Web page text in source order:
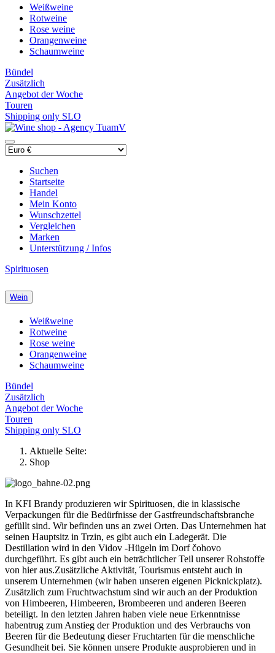
Weißweine
Rotweine
Rose weine
Orangenweine
Schaumweine
Bündel
Zusätzlich
Angebot der Woche
Touren
Shipping only SLO
Suchen
Startseite
Handel
Mein Konto
Wunschzettel
Vergleichen
Marken
Unterstützung / Infos
Spirituosen
Wein
Weißweine
Rotweine
Rose weine
Orangenweine
Schaumweine
Bündel
Zusätzlich
Angebot der Woche
Touren
Shipping only SLO
Aktuelle Seite:
Shop
In KFI Brandy produzieren wir Spirituosen, die in klassische
Verpackungen für die Bedürfnisse der Gastfreundschaftsbranche
gefüllt sind. Wir befinden uns an zwei Orten. Das Unternehmen hat
seinen Hauptsitz in Trzin, es gibt auch ein Ladegerät. Die
Destillation wird in den Vidov -Hügeln im Dorf čohovo
durchgeführt. Es gibt auch ein beträchtlicher Teil unserer Rohstoffe
von hier aus.Zusätzliche Aktivität, Tourismus entsteht auch in
unserem Unternehmen (wir haben unseren eigenen Picknickplatz).
Zusätzlich zum Fruchtwachstum sind wir auch an der Produktion
von Himbeeren, Himbeeren, Brombeeren und anderen Beeren
beteiligt. In den letzten Jahren haben viele neue Erkenntnisse
habentrug zum Anstieg der Produktion und des Verbrauchs von
Beeren für die Bedeutung dieser Fruchtarten für die menschliche
Gesundheit bei. Sie können unsere Produkte ausprobieren und in